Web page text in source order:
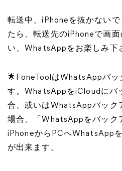
転送中、iPhoneを抜かない
たら、転送先のiPhoneで画
い、WhatsAppをお楽しみ下
🌟FoneToolはWhatsAppバッ
す。WhatsAppをiCloudにバ
合、或いはWhatsAppバック
場合、「WhatsAppをバック
iPhoneからPCへWhatsApp
が出来ます。